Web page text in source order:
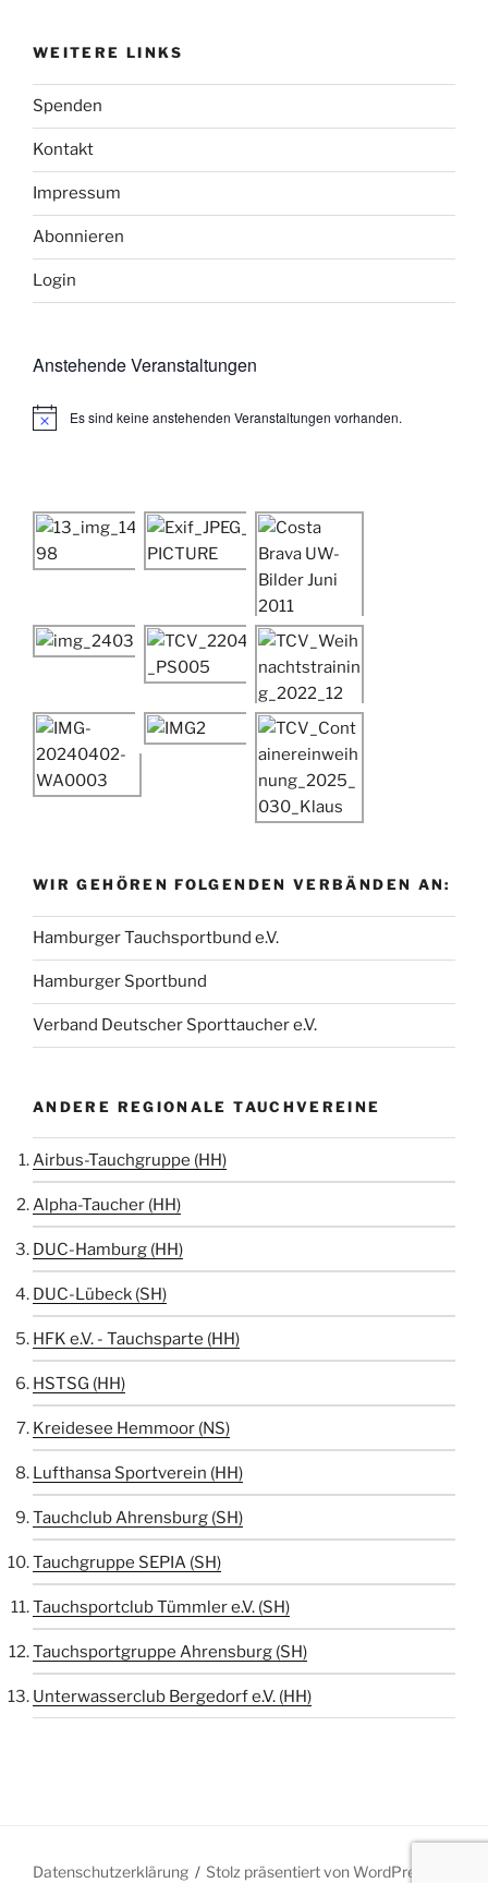
WEITERE LINKS
Spenden
Kontakt
Impressum
Abonnieren
Login
Anstehende Veranstaltungen
H
i
s
Es sind keine anstehenden Veranstaltungen vorhanden.
WIR GEHÖREN FOLGENDEN VERBÄNDEN AN:
Hamburger Tauchsportbund e.V.
Hamburger Sportbund
Verband Deutscher Sporttaucher e.V.
ANDERE REGIONALE TAUCHVEREINE
Airbus-Tauchgruppe (HH)
Alpha-Taucher (HH)
DUC-Hamburg (HH)
DUC-Lübeck (SH)
HFK e.V. - Tauchsparte (HH)
HSTSG (HH)
Kreidesee Hemmoor (NS)
Lufthansa Sportverein (HH)
Tauchclub Ahrensburg (SH)
Tauchgruppe SEPIA (SH)
Tauchsportclub Tümmler e.V. (SH)
Tauchsportgruppe Ahrensburg (SH)
Unterwasserclub Bergedorf e.V. (HH)
Datenschutzerklärung Stolz präsentiert von WordPress